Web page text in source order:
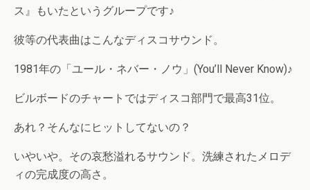
ス』もいたというグループです♪
彼等の代表曲はこんなディスコサウンド。
1981年の「ユール・ネバー・ノウ」(You’ll Never Know)♪
ビルボードのチャートではディスコ部門で最高31位。
あれ？そんなにヒットしてないの？
いやいや。その哀愁溢れるサウンド。洗練されたメロデ
ィの完成度の高さ。